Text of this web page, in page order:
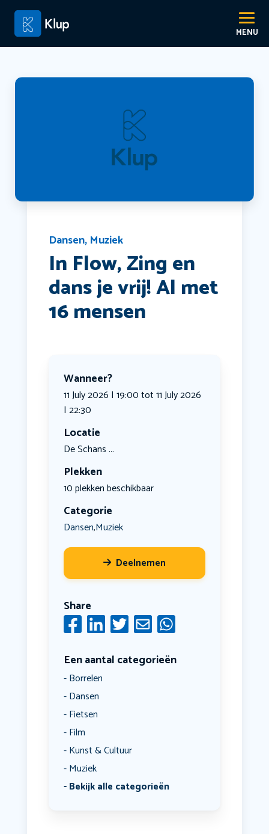
Dansen, Muziek
In Flow, Zing en
dans je vrij! Al met
16 mensen
Wanneer?
11 July 2026 | 19:00 tot 11 July 2026
| 22:30
Locatie
De Schans ...
Plekken
10 plekken beschikbaar
Categorie
Dansen,Muziek
Deelnemen
Share
Een aantal categorieën
Borrelen
Dansen
Fietsen
Film
Kunst & Cultuur
Muziek
Bekijk alle categorieën